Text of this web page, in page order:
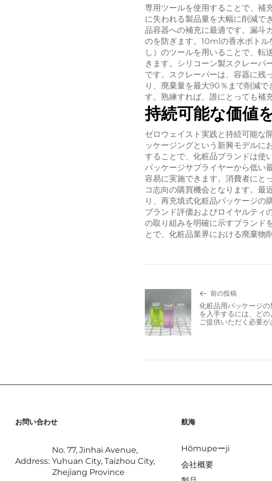
専用ツールを使用することで、補
に失われる製品量を大幅に削減で
品容器への補充に最適です。漏斗
のを防ぎます。10mlの香水ボト
し）のツールを用いることで、転
きます。シリコーン製スクレーパ
です。スクレーパーは、容器に残
り、廃棄量を最大90％まで削減
す。熟練すれば、誰にとっても補
持続可能な価値
ゼロウェイスト実践と持続可能な
ッケージングという新興モデルに
することで、化粧品ブランドは使
パッケージサプライヤーから低い
容易に実施できます。消費者にと
コ志向の購買機会となります。最
り、再充填式化粧品パッケージの
ブランド評価およびロイヤルティ
の取り組みを明確に示すブランド
とで、化粧品業界における廃棄物
前の投稿
化粧品用パッケージ
を入手するには、ど
ご提供いただく必要が
お問い合わせ
Address:
No. 77, Jinhai Avenue,
Yuhuan City, Taizhou City,
Zhejiang Province
航海
Hōmupeーji
会社概要